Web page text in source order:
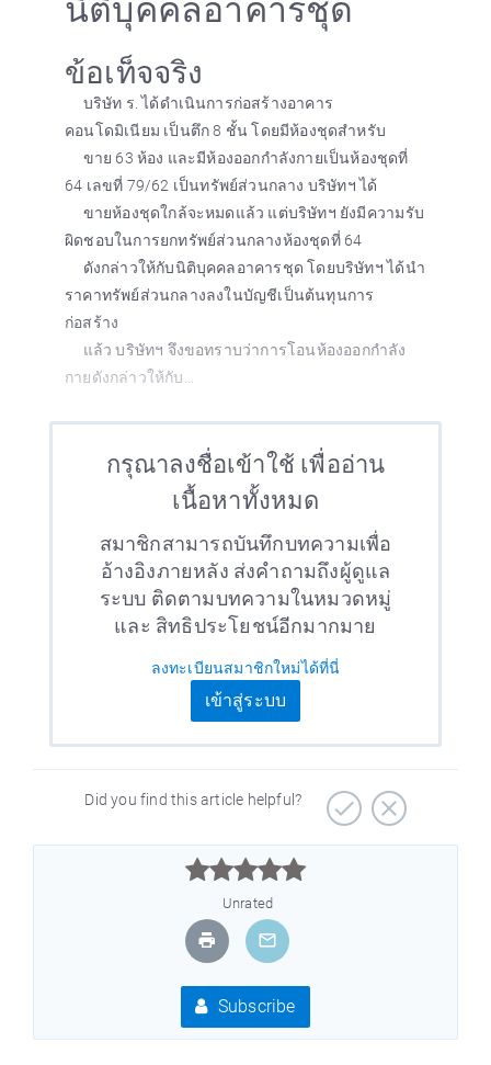
นิติบุคคลอาคารชุด
ข้อเท็จจริง
บริษัท ร. ได้ดำเนินการก่อสร้างอาคาร
คอนโดมิเนียม เป็นตึก 8 ชั้น โดยมีห้องชุดสำหรับ
ขาย 63 ห้อง และมีห้องออกกำลังกายเป็นห้องชุดที่
64 เลขที่ 79/62 เป็นทรัพย์ส่วนกลาง บริษัทฯ ได้
ขายห้องชุดใกล้จะหมดแล้ว แต่บริษัทฯ ยังมีความรับ
ผิดชอบในการยกทรัพย์ส่วนกลางห้องชุดที่ 64
ดังกล่าวให้กับนิติบุคคลอาคารชุด โดยบริษัทฯ ได้นำ
ราคาทรัพย์ส่วนกลางลงในบัญชีเป็นต้นทุนการ
ก่อสร้าง
แล้ว บริษัทฯ จึงขอทราบว่าการโอนห้องออกกำลัง
กายดังกล่าวให้กับ...
กรุณาลงชื่อเข้าใช้ เพื่ออ่าน
เนื้อหาทั้งหมด
สมาชิกสามารถบันทึกบทความเพื่อ
อ้างอิงภายหลัง ส่งคำถามถึงผู้ดูแล
ระบบ ติดตามบทความในหมวดหมู่
และ สิทธิประโยชน์อีกมากมาย
ลงทะเบียนสมาชิกใหม่ได้ที่นี่
เข้าสู่ระบบ
Did you find this article helpful?



Unrated
Subscribe